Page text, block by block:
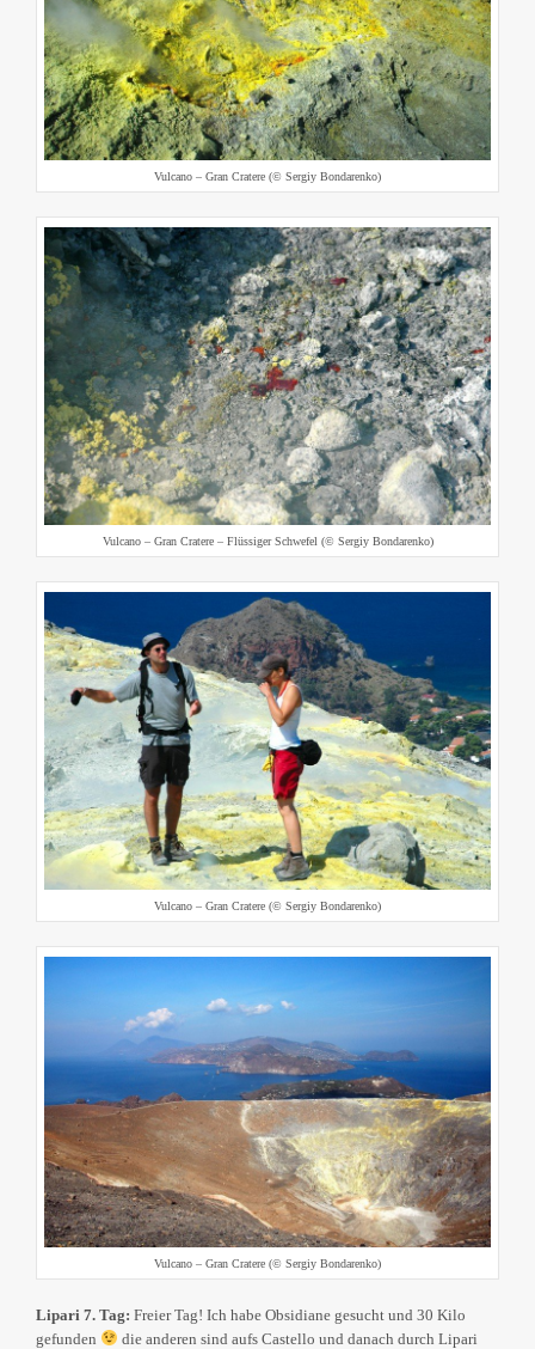
Vulcano – Gran Cratere (© Sergiy Bondarenko)
Vulcano – Gran Cratere – Flüssiger Schwefel (© Sergiy Bondarenko)
Vulcano – Gran Cratere (© Sergiy Bondarenko)
Vulcano – Gran Cratere (© Sergiy Bondarenko)
Lipari 7. Tag: Freier Tag! Ich habe Obsidiane gesucht und 30 Kilo
gefunden
die anderen sind aufs Castello und danach durch Lipari